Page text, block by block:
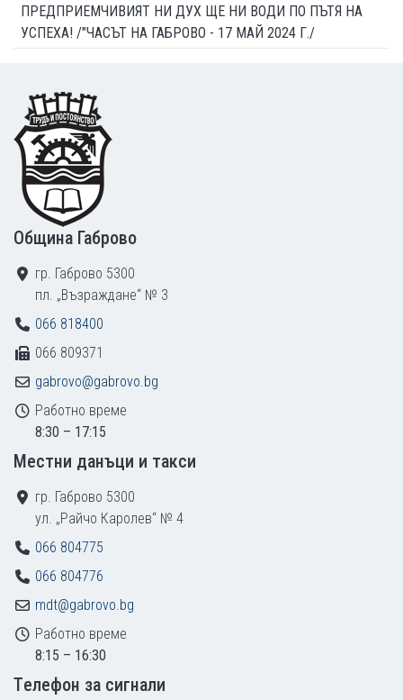
ПРЕДПРИЕМЧИВИЯТ НИ ДУХ ЩЕ НИ ВОДИ ПО ПЪТЯ НА
УСПЕХА! /"ЧАСЪТ НА ГАБРОВО - 17 МАЙ 2024 Г./
Footer
Община Габрово
гр. Габрово 5300
пл. „Възраждане“ № 3
066 818400
066 809371
gabrovo@gabrovo.bg
Работно време
8:30 – 17:15
Местни данъци и такси
гр. Габрово 5300
ул. „Райчо Каролев“ № 4
066 804775
066 804776
mdt@gabrovo.bg
Работно време
8:15 – 16:30
Tелефон за сигнали